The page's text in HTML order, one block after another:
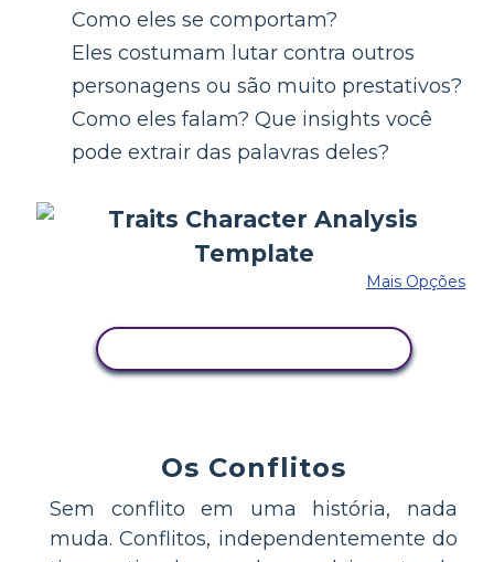
Como eles se comportam?
Eles costumam lutar contra outros
personagens ou são muito prestativos?
Como eles falam? Que insights você
pode extrair das palavras deles?
Mais Opções
Os Conflitos
Sem conflito em uma história, nada
muda. Conflitos, independentemente do